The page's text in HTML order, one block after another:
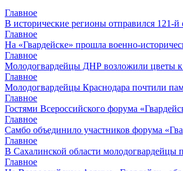
Главное
В исторические регионы отправился 121-
Главное
На «Гвардейске» прошла военно-
Главное
Молодогвардейцы ДНР возложили цветы к
Главное
Молодогвардейцы Краснодара почтили
Главное
Гостями Всероссийского форума
Главное
Самбо объединило участников форума
Главное
В Сахалинской области молодогвардейцы
Главное